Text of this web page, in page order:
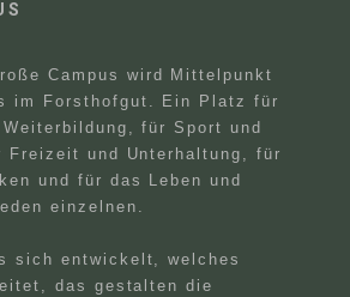
Campus wird Mittelpunkt
im Forsthofgut. Ein Platz für
für Sport und
Freizeit und Unterhaltung, für
und für das Leben und
einzelnen.
sich entwickelt, welches
das gestalten die